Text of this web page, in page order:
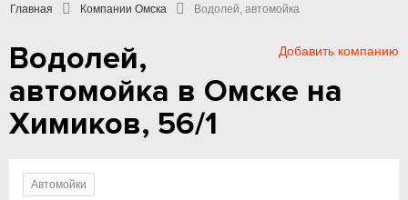
Главная Компании Омска Водолей, автомойка
Добавить компанию
Водолей,
автомойка в Омске на
Химиков, 56/1
Автомойки